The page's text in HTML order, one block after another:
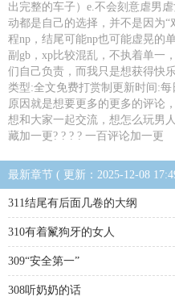
出完整的车子）e.不会刻意虐男
动都是自己的选择，并不是因为“
程np，结尾可能np也可能虚晃的
副gb，xp比较混乱，不执着单一
们自己负责，而我只是想获得快
类型:全文免费打赏制更新时间:
原因就是想要更多的更多的评论
想和大家一起交流，想怎么玩男
藏加一更? ? ? ? 一百评论加一更
最新章节 ( 更新：2025-12-08
311结尾有后面几卷的大纲
310有着鬣狗牙的女人
309“安全第一”
308听奶奶的话